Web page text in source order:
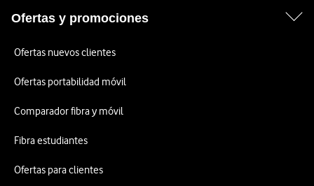
Ofertas y promociones
Ofertas nuevos clientes
Ofertas portabilidad móvil
Comparador fibra y móvil
Fibra estudiantes
Ofertas para clientes